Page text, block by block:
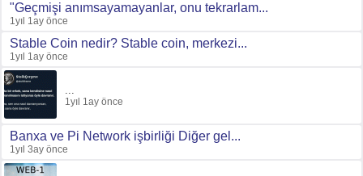
"Geçmişi anımsayamayanlar, onu tekrarlam...
1yıl 1ay önce
Stable Coin nedir? Stable coin, merkezi...
1yıl 1ay önce
...
1yıl 1ay önce
Banxa ve Pi Network işbirliği Diğer gel...
1yıl 3ay önce